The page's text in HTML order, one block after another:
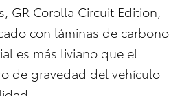
GR Corolla Circuit Edition,
con láminas de carbono
es más liviano que el
de gravedad del vehículo